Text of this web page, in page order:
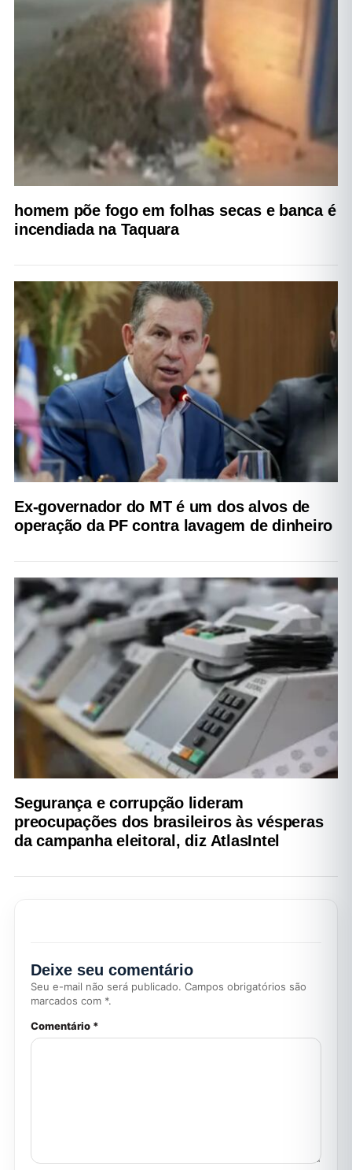
homem põe fogo em folhas secas e banca é
incendiada na Taquara
Ex-governador do MT é um dos alvos de
operação da PF contra lavagem de dinheiro
Segurança e corrupção lideram
preocupações dos brasileiros às vésperas
da campanha eleitoral, diz AtlasIntel
Deixe seu comentário
Seu e-mail não será publicado. Campos obrigatórios são
marcados com *.
Comentário *